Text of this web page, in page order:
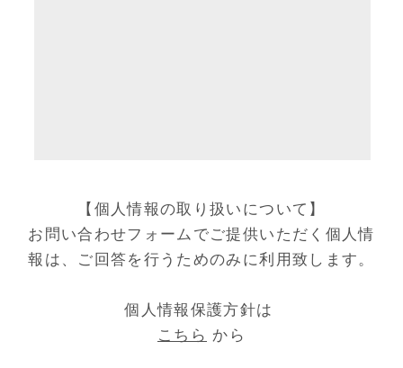
【個人情報の取り扱いについて】
お問い合わせフォームでご提供いただく個人情
報は、ご回答を行うためのみに利用致します。
個人情報保護方針は
こちら から